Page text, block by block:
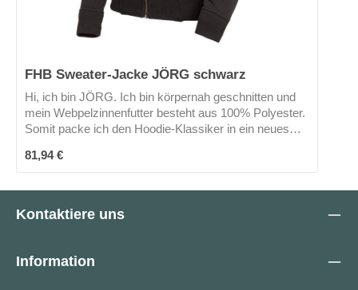
FHB Sweater-Jacke JÖRG schwarz
Hi, ich bin JÖRG. Ich bin körpernah geschnitten und
mein Webpelzinnenfutter besteht aus 100% Polyester.
Somit packe ich den Hoodie-Klassiker in ein neues
sind ein MUSS. Die Kapuze ist nicht abnehmbar. Mich
gibt es nur in schwarz.
Regulärer Preis:
81,94 €
Kontaktiere uns
Information